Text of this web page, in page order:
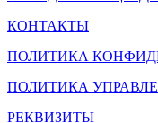
КОНТАКТЫ
ПОЛИТИКА
ПОЛИТИКА
РЕКВИЗИТЫ